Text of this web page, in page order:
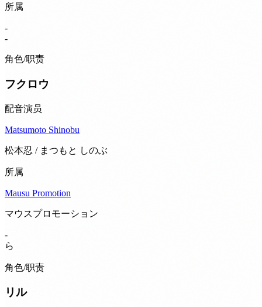
所属
-
-
角色/职责
フクロウ
配音演员
Matsumoto Shinobu
松本忍 / まつもと しのぶ
所属
Mausu Promotion
マウスプロモーション
-
ら
角色/职责
リル